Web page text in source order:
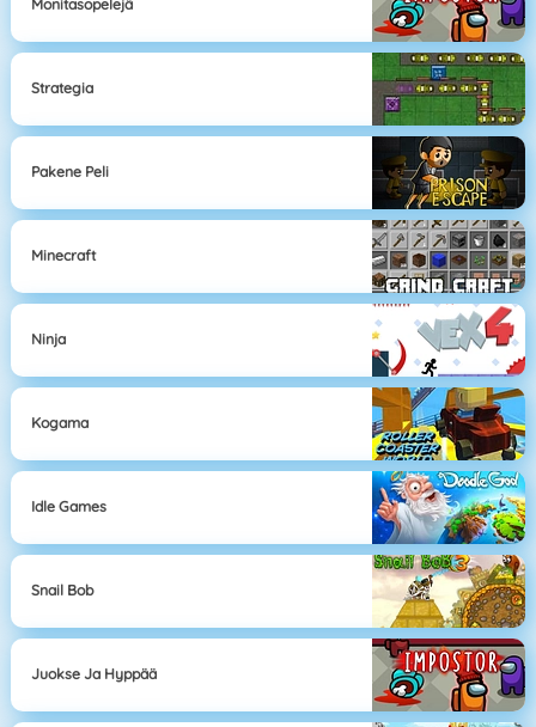
Monitasopelejä
Strategia
Pakene Peli
Minecraft
Ninja
Kogama
Idle Games
Snail Bob
Juokse Ja Hyppää